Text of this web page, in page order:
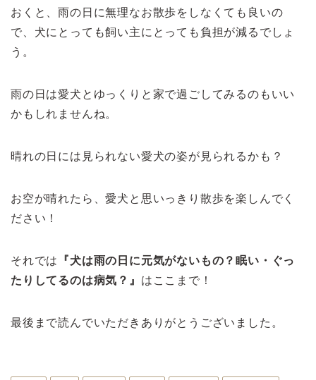
おくと、雨の日に無理なお散歩をしなくても良いの
で、犬にとっても飼い主にとっても負担が減るでしょ
う。
雨の日は愛犬とゆっくりと家で過ごしてみるのもいい
かもしれませんね。
晴れの日には見られない愛犬の姿が見られるかも？
お空が晴れたら、愛犬と思いっきり散歩を楽しんでく
ださい！
それでは
『犬は雨の日に元気がないもの？眠い・ぐっ
たりしてるのは病気？』 はここまで！
最後まで読んでいただきありがとうございました。